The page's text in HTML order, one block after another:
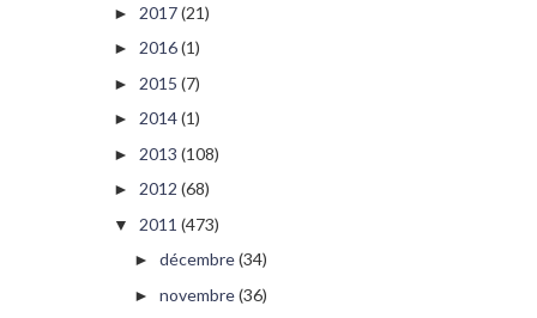
► 2017(21)
► 2016(1)
► 2015 (7)
► 2014(1)
► 2013 (108)
► 2012 (68)
▼ 2011 (473)
► décembre(34)
► novembre(36)